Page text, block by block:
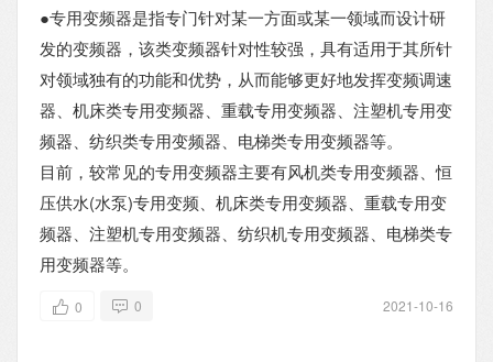
●专用变频器是指专门针对某一方面或某一领域而设计研
发的变频器，该类变频器针对性较强，具有适用于其所针
对领域独有的功能和优势，从而能够更好地发挥变频调速
器、机床类专用变频器、重载专用变频器、注塑机专用变
频器、纺织类专用变频器、电梯类专用变频器等。
目前，较常见的专用变频器主要有风机类专用变频器、恒
压供水(水泵)专用变频、机床类专用变频器、重载专用变
频器、注塑机专用变频器、纺织机专用变频器、电梯类专
用变频器等。
2021-10-16
0 0